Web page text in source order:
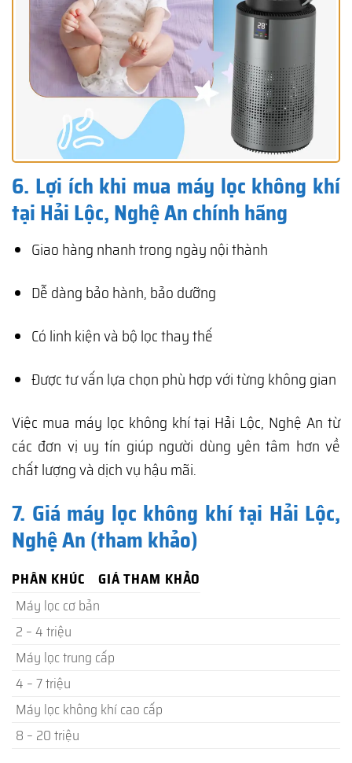
6. Lợi ích khi mua máy lọc không khí
tại Hải Lộc, Nghệ An chính hãng
Giao hàng nhanh trong ngày nội thành
Dễ dàng bảo hành, bảo dưỡng
Có linh kiện và bộ lọc thay thế
Được tư vấn lựa chọn phù hợp với từng không gian
Việc mua máy lọc không khí tại Hải Lộc, Nghệ An từ
các đơn vị uy tín giúp người dùng yên tâm hơn về
chất lượng và dịch vụ hậu mãi.
7. Giá máy lọc không khí tại Hải Lộc,
Nghệ An (tham khảo)
PHÂN KHÚC
GIÁ THAM KHẢO
Máy lọc cơ bản
2 – 4 triệu
Máy lọc trung cấp
4 – 7 triệu
Máy lọc không khí cao cấp
8 – 20 triệu